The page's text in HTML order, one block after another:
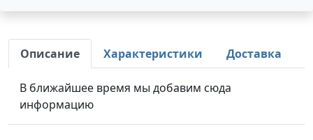
Описание Характеристики Доставка
В ближайшее время мы добавим сюда
информацию